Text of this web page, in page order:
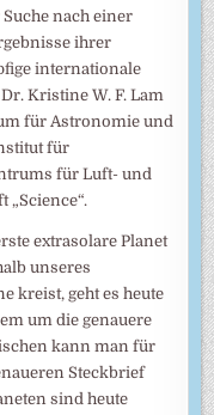
nach einer
ihrer
internationale
Kristine W. F. Lam
für Astronomie und
für
für Luft- und
„Science“.
extrasolare Planet
unseres
kreist, geht es heute
um die genauere
kann man für
Steckbrief
sind heute